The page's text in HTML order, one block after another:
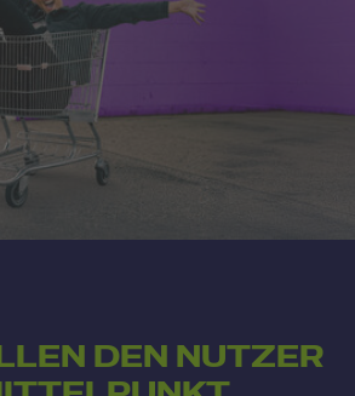
DEN NUTZER